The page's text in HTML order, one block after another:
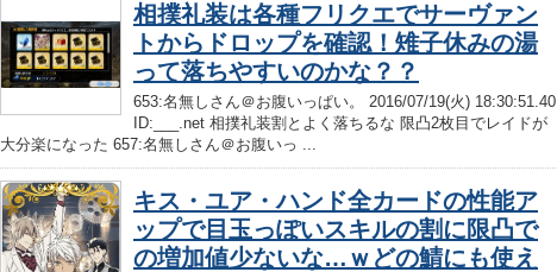
相撲礼装は各種フリクエでサーヴァン
トからドロップを確認！雉子休みの湯
って落ちやすいのかな？？
653:名無しさん＠お腹いっぱい。 2016/07/19(火) 18:30:51.40
ID:___.net 相撲礼装割とよく落ちるな 限凸2枚目でレイドが
大分楽になった 657:名無しさん＠お腹いっ ...
キス・ユア・ハンド全カードの性能ア
ップで目玉っぽいスキルの割に限凸で
の増加値少ないな…ｗどの鯖にも使え